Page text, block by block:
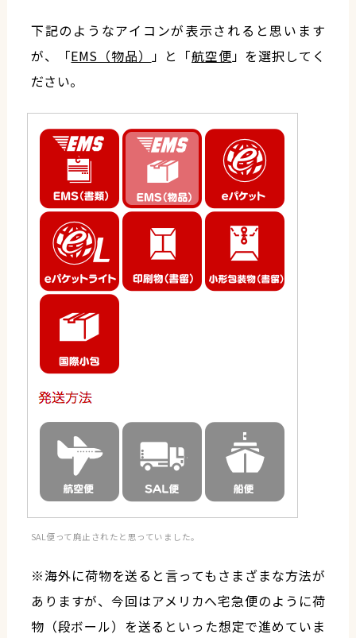
下記のようなアイコンが表示されると思います
が、「EMS（物品） 」と「航空便 」を選択してく
ださい。
SAL便って廃止されたと思っていました。
※海外に荷物を送ると言ってもさまざまな方法が
ありますが、今回はアメリカへ宅急便のように荷
物（段ボール）を送るといった想定で進めていま